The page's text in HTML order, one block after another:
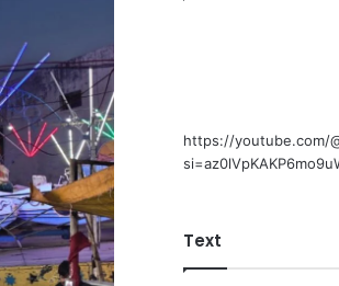
https://youtube.com/
Text